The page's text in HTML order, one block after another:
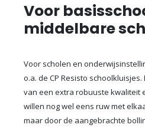
Voor
middelbare
Voor scholen en
o.a. de CP Resisto
van een extra robuuste kwaliteit
willen nog wel eens ruw met
maar door de aangebrachte